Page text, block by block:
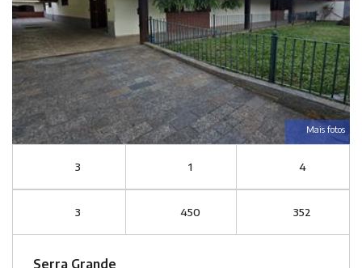
Mais fotos
3 1 4
3 450 352
Serra Grande